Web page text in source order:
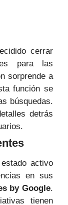
cerrar
para las
sorprende a
función se
búsquedas.
detrás
activo
en sus
by Google.
tienen